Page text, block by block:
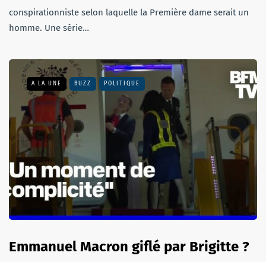
conspirationniste selon laquelle la Première dame serait un
homme. Une série…
A LA UNE BUZZ POLITIQUE
Emmanuel Macron giflé par Brigitte ?